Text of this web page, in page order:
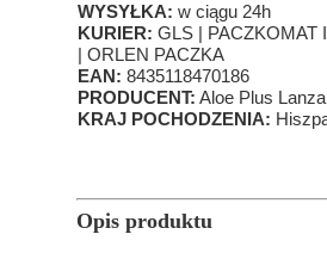
Opis produktu
WYSYŁKA: w ciągu 24h
KURIER: GLS | PACZKOMAT
| ORLEN PACZKA
EAN: 8435118470186
PRODUCENT: Aloe Plus
KRAJ POCHODZENIA: